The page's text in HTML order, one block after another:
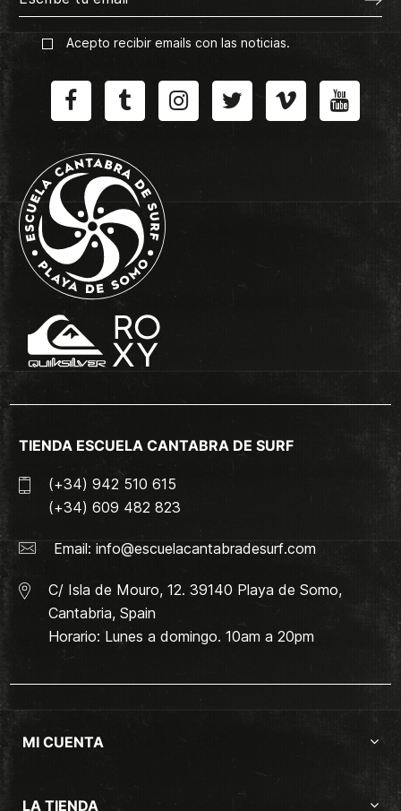
Acepto recibir emails con las noticias.
TIENDA ESCUELA CANTABRA DE SURF
(+34) 942 510 615
(+34) 609 482 823
Email: info@escuelacantabradesurf.com
C/ Isla de Mouro, 12. 39140 Playa de Somo,
Cantabria, Spain
Horario: Lunes a domingo. 10am a 20pm
MI CUENTA
LA TIENDA